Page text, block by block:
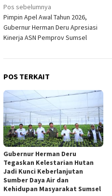
Navigasi
pos
Pos sebelumnya
Pimpin Apel Awal Tahun 2026,
Gubernur Herman Deru Apresiasi
Kinerja ASN Pemprov Sumsel
POS TERKAIT
Gubernur Herman Deru
Tegaskan Kelestarian Hutan
Jadi Kunci Keberlanjutan
Sumber Daya Air dan
Kehidupan Masyarakat Sumsel